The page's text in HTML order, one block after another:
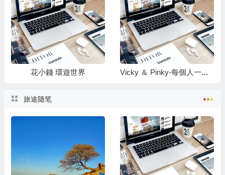
花小錢 環遊世界 Vicky ＆ Pinky-每個人一定要有夢想，並且想辦法讓美夢成真
旅途随笔